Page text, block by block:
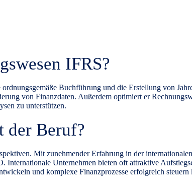
IFRS?
Buchführung und die Erstellung von
von Finanzdaten. Außerdem optimiert er
zu unterstützen.
der Beruf?
Mit zunehmender Erfahrung in der
Unternehmen bieten oft attraktive
und komplexe Finanzprozesse erfolgreich steuern